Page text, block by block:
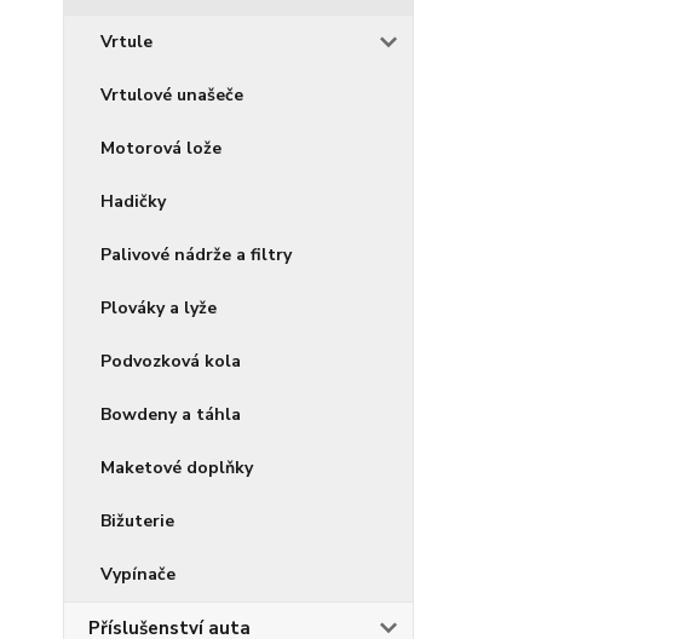
Vrtule
Vrtulové unašeče
Motorová lože
Hadičky
Palivové nádrže a filtry
Plováky a lyže
Podvozková kola
Bowdeny a táhla
Maketové doplňky
Bižuterie
Vypínače
Příslušenství auta